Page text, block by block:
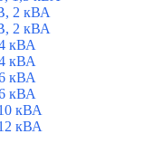
2 кВА
2 кВА
кВА
кВА
кВА
кВА
кВА
кВА